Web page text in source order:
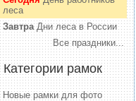
леса
ЗавтраДни леса в России
Все праздники...
Категории рамок
Новые рамки для фото